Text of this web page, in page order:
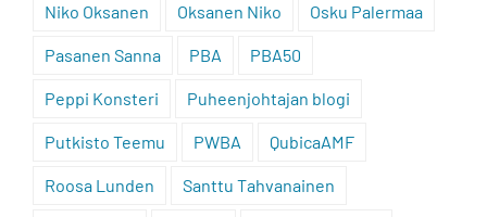
Niko Oksanen Oksanen Niko Osku Palermaa
Pasanen Sanna PBA PBA50
Peppi Konsteri Puheenjohtajan blogi
Putkisto Teemu PWBA QubicaAMF
Roosa Lunden Santtu Tahvanainen